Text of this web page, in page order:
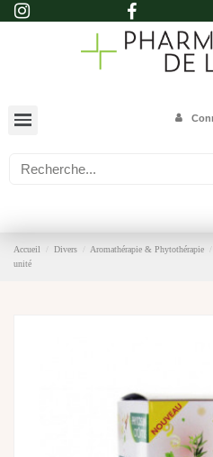
Accueil Divers Aromathérapie & Phytothérapie
unité